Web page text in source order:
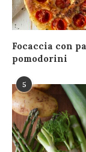
Focaccia con
pomodorini
5